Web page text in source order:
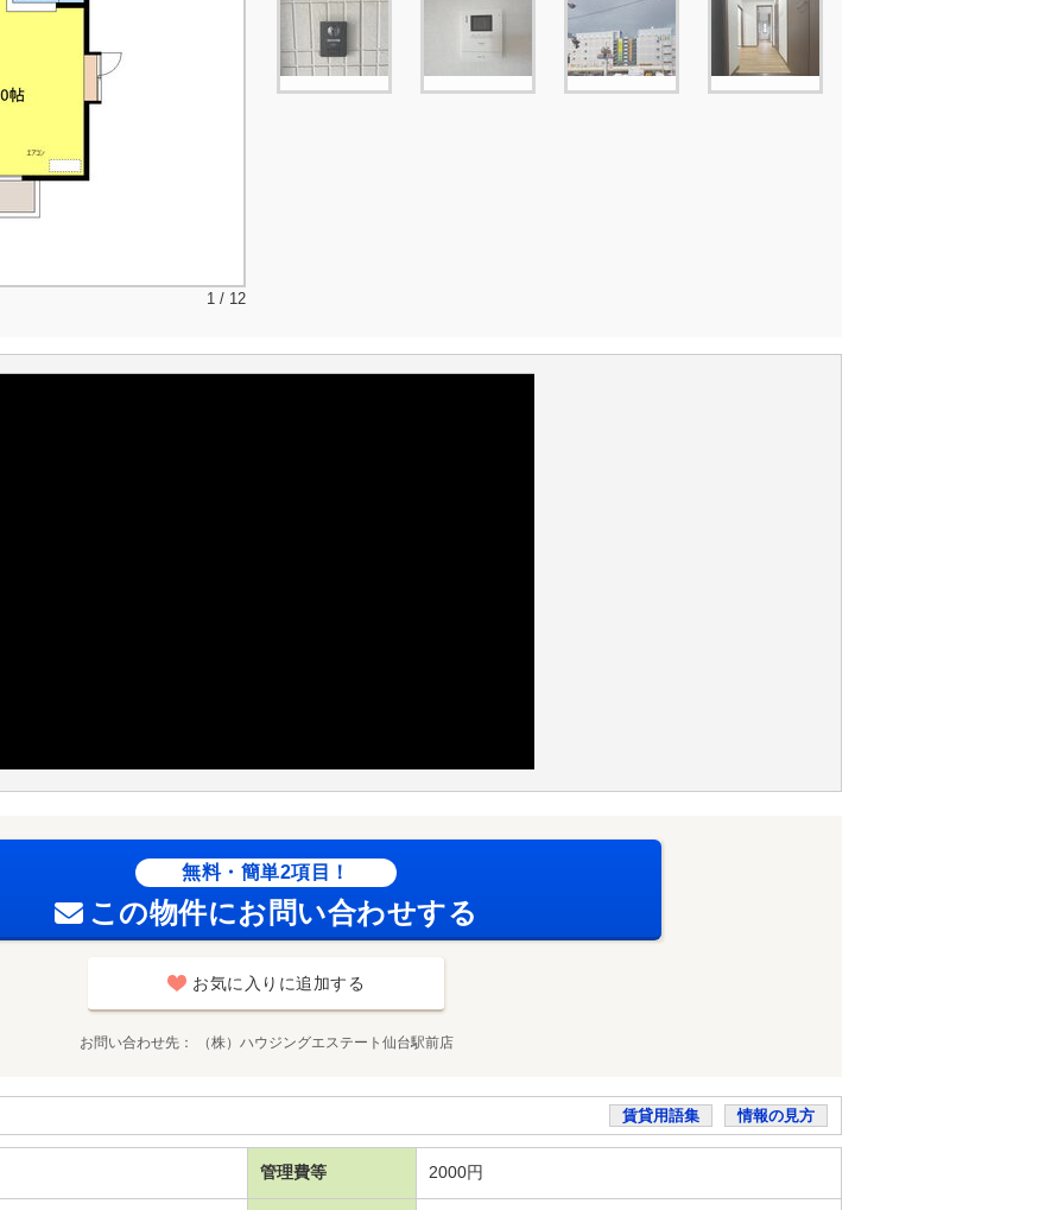
1 / 12
無料・簡単2項目！
この物件にお問い合わせする
お気に入りに追加する
お問い合わせ先 （株）ハウジングエステート仙台駅前店
賃貸用語集 情報の見方
管理費等 2000円